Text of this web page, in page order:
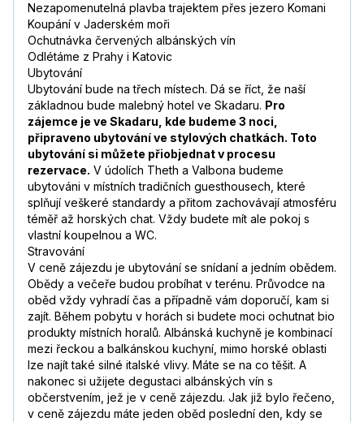
Nezapomenutelná plavba trajektem přes jezero Komani
Koupání v Jaderském moři
Ochutnávka červených albánských vín
Odlétáme z Prahy i Katovic
Ubytování
Ubytování bude na třech místech. Dá se říct, že naší
základnou bude malebný hotel ve Skadaru. Pro
zájemce je ve Skadaru, kde budeme 3 noci,
připraveno ubytování ve stylových chatkách. Toto
ubytování si můžete přiobjednat v procesu
rezervace. V údolích Theth a Valbona budeme
ubytováni v místních tradičních guesthousech, které
splňují veškeré standardy a přitom zachovávají atmosféru
téměř až horských chat. Vždy budete mít ale pokoj s
vlastní koupelnou a WC.
Stravování
V ceně zájezdu je ubytování se snídaní a jedním obědem.
Obědy a večeře budou probíhat v terénu. Průvodce na
oběd vždy vyhradí čas a případně vám doporučí, kam si
zajít. Během pobytu v horách si budete moci ochutnat bio
produkty místních horalů. Albánská kuchyně je kombinací
mezi řeckou a balkánskou kuchyní, mimo horské oblasti
lze najít také silné italské vlivy. Máte se na co těšit. A
nakonec si užijete degustaci albánských vín s
občerstvením, jež je v ceně zájezdu. Jak již bylo řečeno,
v ceně zájezdu máte jeden oběd poslední den, kdy se